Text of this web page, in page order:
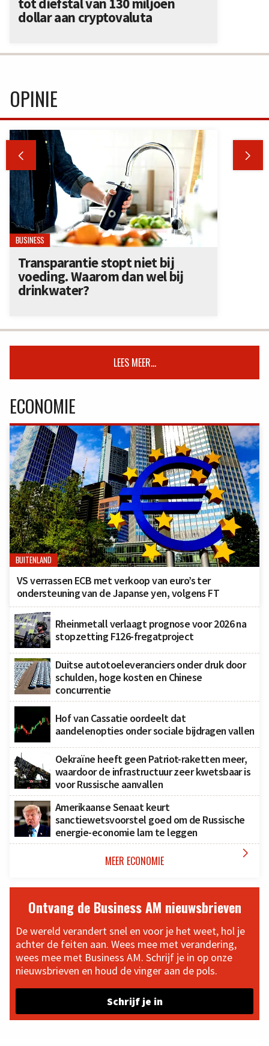
dollar aan cryptovaluta
OPINIE
 
BUSINESS
Transparantie stopt niet bij
voeding. Waarom dan wel bij
drinkwater?
LEES MEER...
ECONOMIE
BUITENLAND
VS verrassen ECB met verkoop van euro’s ter
ondersteuning van de Japanse yen, volgens FT
Rheinmetall verlaagt prognose voor 2026 na
stopzetting F126-fregatproject
Duitse autotoeleveranciers onder druk door
schulden, hoge kosten en Chinese
concurrentie
Hof van Cassatie oordeelt dat
aandelenopties onder sociale bijdragen vallen
Oekraïne heeft geen Patriot-raketten meer,
waardoor de infrastructuur zeer kwetsbaar is
voor Russische aanvallen
Amerikaanse Senaat keurt
sanctiewetsvoorstel goed om de Russische
energie-economie lam te leggen
MEER ECONOMIE 
Ontvang de Business AM nieuwsbrieven
De wereld verandert snel en voor je het weet, hol je
achter de feiten aan. Wees mee met verandering,
wees mee met Business AM. Schrijf je in op onze
nieuwsbrieven en houd de vinger aan de pols.
Schrijf je in